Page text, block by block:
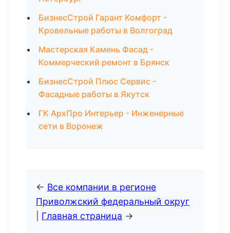
БизнесСтрой Гарант Комфорт -
Кровельные работы в Волгоград
Мастерская Камень Фасад -
Коммерческий ремонт в Брянск
БизнесСтрой Плюс Сервис -
Фасадные работы в Якутск
ГК АрхПро Интерьер - Инженерные
сети в Воронеж
← Все компании в регионе
Приволжский федеральный округ
Главная страница →